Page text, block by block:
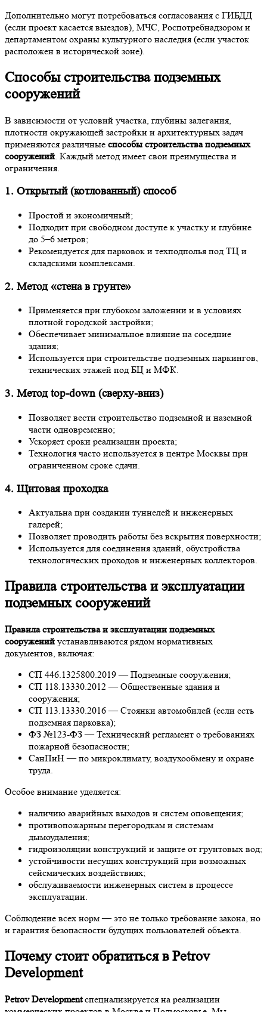
Дополнительно могут потребоваться согласования с ГИБДД
(если проект касается выездов), МЧС, Роспотребнадзором и
департаментом охраны культурного наследия (если участок
расположен в исторической зоне).
Способы строительства подземных
сооружений
В зависимости от условий участка, глубины залегания,
плотности окружающей застройки и архитектурных задач
применяются различные способы строительства подземных
сооружений . Каждый метод имеет свои преимущества и
ограничения.
1. Открытый (котлованный) способ
Простой и экономичный;
Подходит при свободном доступе к участку и глубине
до 5–6 метров;
Рекомендуется для парковок и техподполья под ТЦ и
складскими комплексами.
2. Метод «стена в грунте»
Применяется при глубоком заложении и в условиях
плотной городской застройки;
Обеспечивает минимальное влияние на соседние
здания;
Используется при строительстве подземных паркингов,
технических этажей под БЦ и МФК.
3. Метод top-down (сверху-вниз)
Позволяет вести строительство подземной и наземной
части одновременно;
Ускоряет сроки реализации проекта;
Технология часто используется в центре Москвы при
ограниченном сроке сдачи.
4. Щитовая проходка
Актуальна при создании туннелей и инженерных
галерей;
Позволяет проводить работы без вскрытия поверхности;
Используется для соединения зданий, обустройства
технологических проходов и инженерных коллекторов.
Правила строительства и эксплуатации
подземных сооружений
Правила строительства и эксплуатации подземных
сооружений устанавливаются рядом нормативных
документов, включая:
СП 446.1325800.2019 — Подземные сооружения;
СП 118.13330.2012 — Общественные здания и
сооружения;
СП 113.13330.2016 — Стоянки автомобилей (если есть
подземная парковка);
ФЗ №123-ФЗ — Технический регламент о требованиях
пожарной безопасности;
СанПиН — по микроклимату, воздухообмену и охране
труда.
Особое внимание уделяется:
наличию аварийных выходов и систем оповещения;
противопожарным перегородкам и системам
дымоудаления;
гидроизоляции конструкций и защите от грунтовых вод;
устойчивости несущих конструкций при возможных
сейсмических воздействиях;
обслуживаемости инженерных систем в процессе
эксплуатации.
Соблюдение всех норм — это не только требование закона, но
и гарантия безопасности будущих пользователей объекта.
Почему стоит обратиться в Petrov
Development
Petrov Developmentспециализируется на реализации